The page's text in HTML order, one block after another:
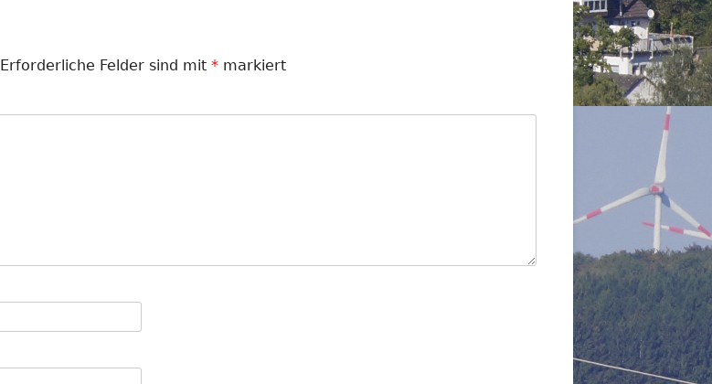
Erforderliche Felder sind mit * markiert